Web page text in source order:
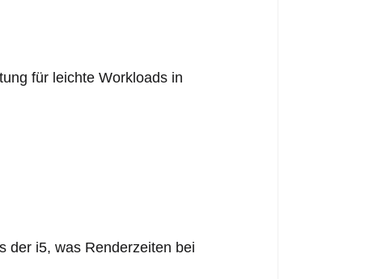
für leichte Workloads in
der i5, was Renderzeiten bei